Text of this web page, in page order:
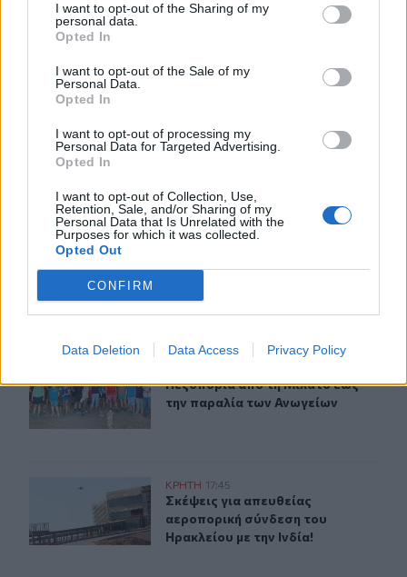
I want to opt-out of the Sharing of my
personal data.
Opted In
I want to opt-out of the Sale of my
Personal Data.
Opted In
I want to opt-out of processing my
Personal Data for Targeted Advertising.
Opted In
I want to opt-out of Collection, Use,
Retention, Sale, and/or Sharing of my
Personal Data that Is Unrelated with the
Purposes for which it was collected.
Opted Out
CONFIRM
Data Deletion Data Access Privacy Policy
ΣΧΕΤΙΚA AΡΘΡΑ
Το Φεστιβάλ Κινηματογράφου Χανίων παρουσιάζει τις
ΚΡΗΤΗ 19:13
Το Φεστιβάλ Κινηματογράφου
Το Φεστιβάλ Κινηματογράφου
Μια μεγάλη μουσική βραδιά στην Αλφά για τα 100
Μια μεγάλη μουσική βραδιά στην
Μια μεγάλη μουσική βραδιά στην
γέννηση του Κώστα Μουντάκη
Πεζοπορία από τη Μίλατο έως την
Πεζοπορία από τη Μίλατο έως
την παραλία των Ανωγείων
Σκέψεις για απευθείας αεροπορική σύνδεση του
ΚΡΗΤΗ 17:45
Σκέψεις για απευθείας
Σκέψεις για απευθείας
αεροπορική σύνδεση του
Ηρακλείου με την Ινδία!